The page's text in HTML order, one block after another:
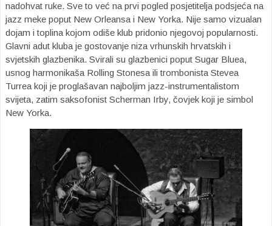
nadohvat ruke. Sve to već na prvi pogled posjetitelja podsjeća na
jazz meke poput New Orleansa i New Yorka. Nije samo vizualan
dojam i toplina kojom odiše klub pridonio njegovoj popularnosti.
Glavni adut kluba je gostovanje niza vrhunskih hrvatskih i
svjetskih glazbenika. Svirali su glazbenici poput Sugar Bluea,
usnog harmonikaša Rolling Stonesa ili trombonista Stevea
Turrea koji je proglašavan najboljim jazz-instrumentalistom
svijeta, zatim saksofonist Scherman Irby, čovjek koji je simbol
New Yorka.